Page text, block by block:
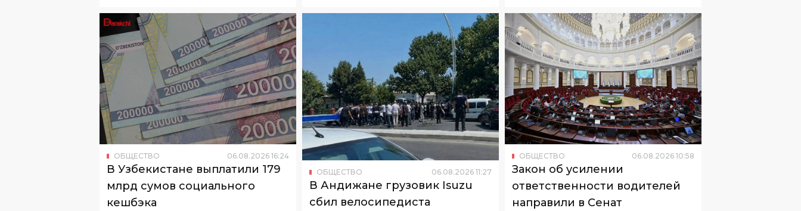
ОБЩЕСТВО 06.08.2026 16:24
В Узбекистане выплатили 179
млрд сумов социального
кешбэка
ОБЩЕСТВО 06.08.2026 11:27
В Андижане грузовик Isuzu
сбил велосипедиста
ОБЩЕСТВО 06.08.2026 10:58
Закон об усилении
ответственности водителей
направили в Сенат